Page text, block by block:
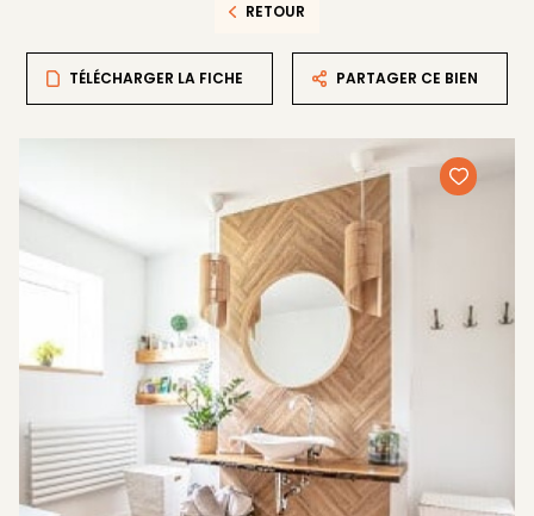
RETOUR
TÉLÉCHARGER LA FICHE PARTAGER CE BIEN